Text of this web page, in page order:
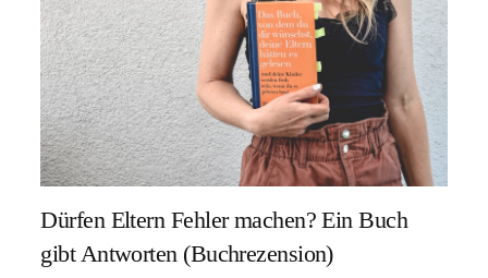
Dürfen Eltern Fehler machen? Ein Buch
gibt Antworten (Buchrezension)